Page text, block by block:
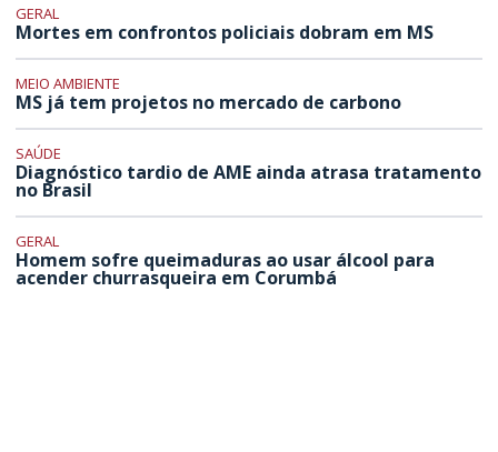
GERAL
Mortes em confrontos policiais dobram em MS
MEIO AMBIENTE
MS já tem projetos no mercado de carbono
SAÚDE
Diagnóstico tardio de AME ainda atrasa tratamento
no Brasil
GERAL
Homem sofre queimaduras ao usar álcool para
acender churrasqueira em Corumbá